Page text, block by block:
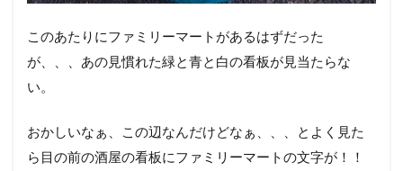
このあたりにファミリーマートがあるはずだった
が、、、あの見慣れた緑と青と白の看板が見当たらな
い。
おかしいなぁ、この辺なんだけどなぁ、、、とよく見た
ら目の前の酒屋の看板にファミリーマートの文字が！！